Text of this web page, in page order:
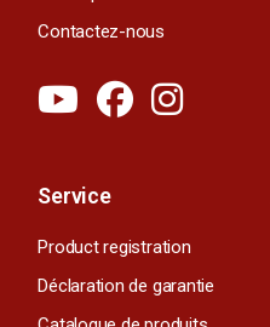
Contactez-nous
Service
Product registration
Déclaration de garantie